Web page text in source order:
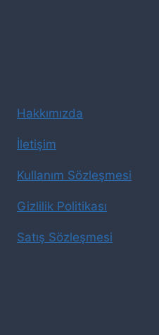
Hakkımızda
İletişim
Kullanım Sözleşmesi
Gizlilik Politikası
Satış Sözleşmesi